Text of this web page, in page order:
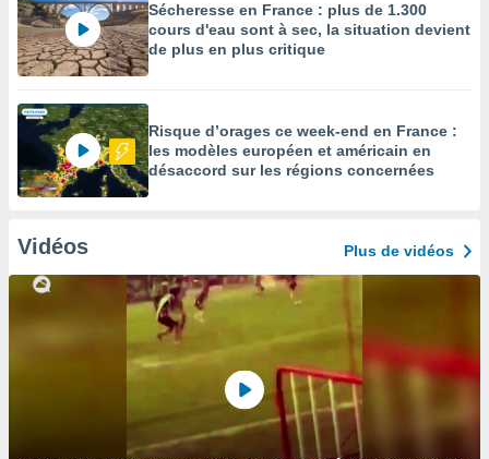
Sécheresse en France : plus de 1.300
cours d'eau sont à sec, la situation devient
de plus en plus critique
Risque d’orages ce week-end en France :
les modèles européen et américain en
désaccord sur les régions concernées
Vidéos Plus de vidéos